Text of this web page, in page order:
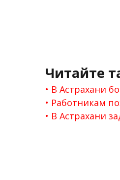
Читайте
В Астрахани
Работникам
В Астрахани